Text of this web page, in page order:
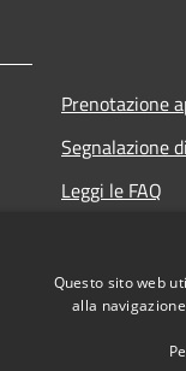
Prenotazione
Segnalazione
Leggi le FAQ
Questo sito web
alla